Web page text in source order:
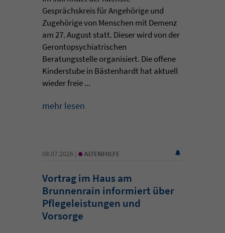
Gesprächskreis für Angehörige und
Zugehörige von Menschen mit Demenz
am 27. August statt. Dieser wird von der
Gerontopsychiatrischen
Beratungsstelle organisiert. Die offene
Kinderstube in Bästenhardt hat aktuell
wieder freie ...
mehr lesen
08.07.2026 | • ALTENHILFE
Vortrag im Haus am
Brunnenrain informiert über
Pflegeleistungen und
Vorsorge